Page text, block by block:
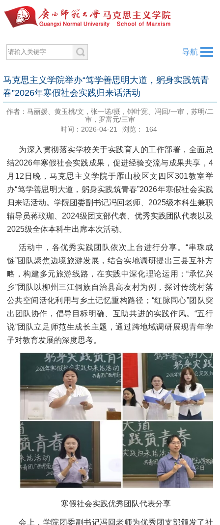
导航
马克思主义学院举办“笃学善思明大道，躬身实践筑青
春”2026年寒假社会实践归来话活动
作者：马丽媛、黄玉桃/文，张一诺/摄，钟叶宽、冯回/一审，苏明/二
审，罗富元/三审
时间：2026-04-21
浏览： 164
为深入贯彻落实学校关于实践育人的工作部署，全面总
结2026年寒假社会实践成果，促进经验交流与成果共享，4
月12日晚，马克思主义学院于雁山校区文四区301教室举
办“笃学善思明大道，躬身实践筑青春”2026年寒假社会实践
归来话活动。学院团委副书记冯回老师、2025级本科生兼职
辅导员蒋玟珈、2024级团支部代表、优秀实践团队代表以及
2025级全体本科生出席本次活动。
活动中，各优秀实践团队依次上台进行分享。“串珠成
链”团队聚焦边境旅游发展，结合实地调研提出三县互补方
略，构建多元旅游线路，在实践中深化理论运用；“承忆兴
乡”团队以柳州三江侗族自治县高友村为例，探讨传统村落
公共空间活化利用与乡土记忆重构路径；“红脉同心”团队突
出团队协作，倡导目标明确、互助共进的实践作风。“五行
说”团队立足师范生成长主题，通过跨地域调研展现青年学
子对教育发展的深度思考。
寒假社会实践优秀团队代表分享
会上，学院团委副书记冯回老师为优秀团支部颁发了社